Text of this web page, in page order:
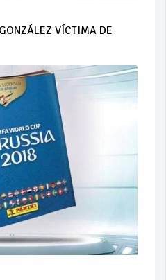
VÍCTIMA DE